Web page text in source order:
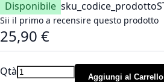
Disponibile sku_codice_prodotto
Sii il primo a recensire questo prodotto
25,90 €
Qtà Aggiungi al Carrello